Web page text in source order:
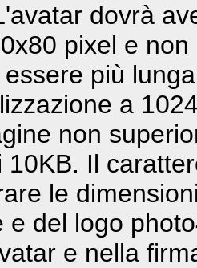
dovrà
pixel e
essere più
a
non
10KB. Il
le
e del logo
e nella